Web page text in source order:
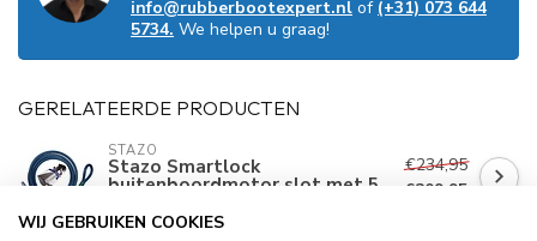
info@rubberbootexpert.nl of (+31) 073 644
5734. We helpen u graag!
GERELATEERDE PRODUCTEN
STAZO
Stazo Smartlock
buitenboordmotor slot met 5
€234,95
€209,95
WIJ GEBRUIKEN COOKIES